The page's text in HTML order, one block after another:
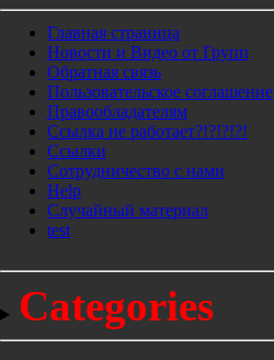
Главная страница
Новости и Видео от Групп
Обратная связь
Пользовательское соглашение
Правообладателям
Ссылка не работает?!?!?!?!
Ссылки
Сотрудничество с нами
Help
Cлучайный материал
test
Categories